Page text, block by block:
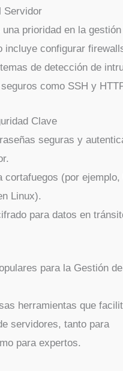
Servidor
prioridad en la
incluye configurar
de detección de
como SSH y
Clave
seguras y
cortafuegos (por ejemplo,
Linux).
para datos en
para la Gestión de
herramientas que
servidores, tanto para
para expertos.